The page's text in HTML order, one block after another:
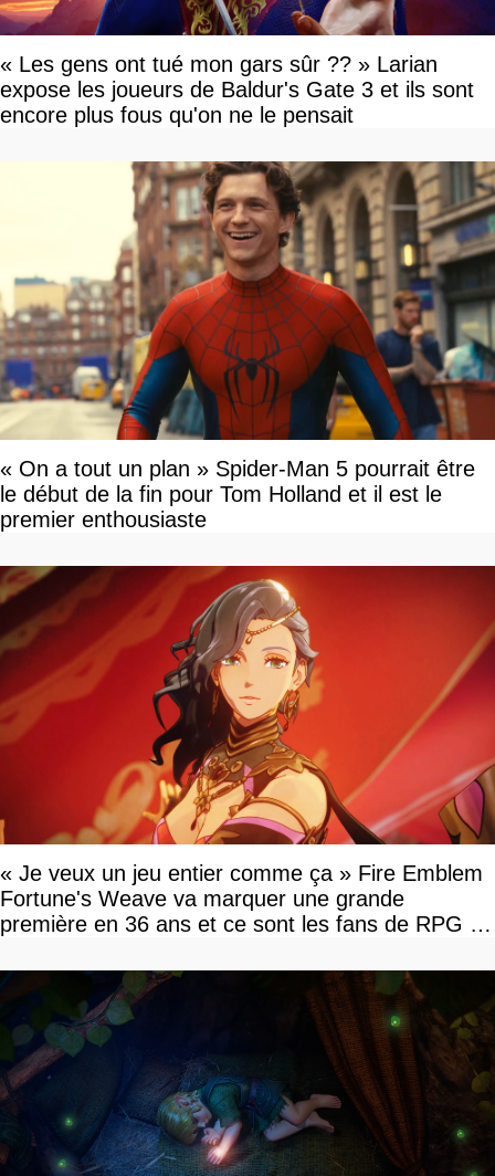
« Les gens ont tué mon gars sûr ?? » Larian
expose les joueurs de Baldur's Gate 3 et ils sont
encore plus fous qu'on ne le pensait
« On a tout un plan » Spider-Man 5 pourrait être
le début de la fin pour Tom Holland et il est le
premier enthousiaste
« Je veux un jeu entier comme ça » Fire Emblem
Fortune's Weave va marquer une grande
première en 36 ans et ce sont les fans de RPG en